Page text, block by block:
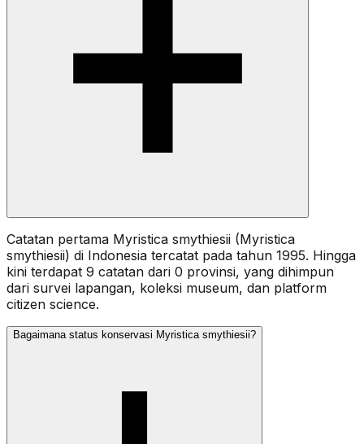
Catatan pertama Myristica smythiesii (Myristica
smythiesii) di Indonesia tercatat pada tahun 1995. Hingga
kini terdapat 9 catatan dari 0 provinsi, yang dihimpun
dari survei lapangan, koleksi museum, dan platform
citizen science.
Bagaimana status konservasi Myristica smythiesii?